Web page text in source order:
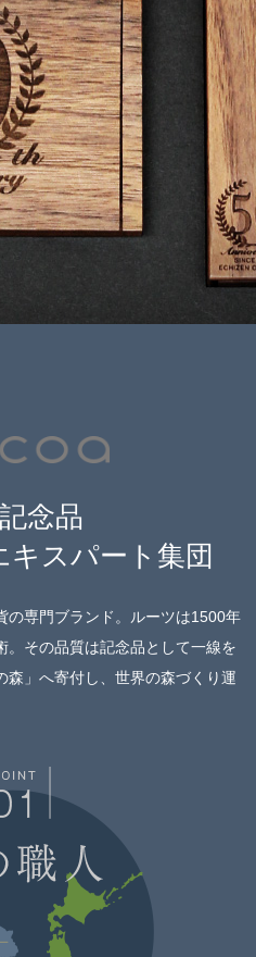
念品
キスパート集団
の専門ブランド。ルーツは1500年
。その品質は記念品として一線を
森」へ寄付し、世界の森づくり運